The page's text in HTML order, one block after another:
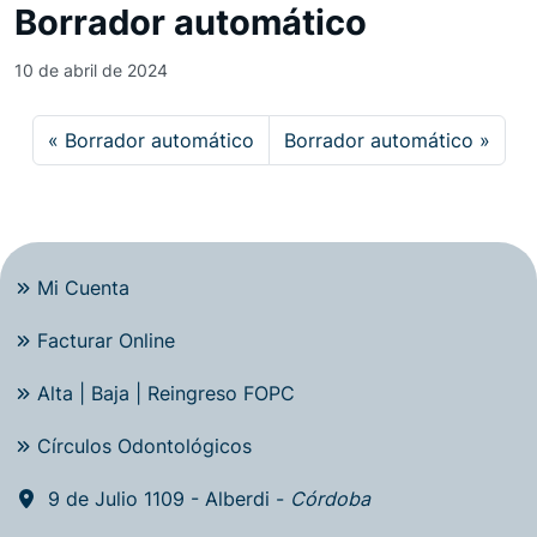
Borrador automático
10 de abril de 2024
Borrador automático Borrador automático
Mi Cuenta
Facturar Online
Alta | Baja | Reingreso FOPC
Círculos Odontológicos
9 de Julio 1109 - Alberdi - Córdoba